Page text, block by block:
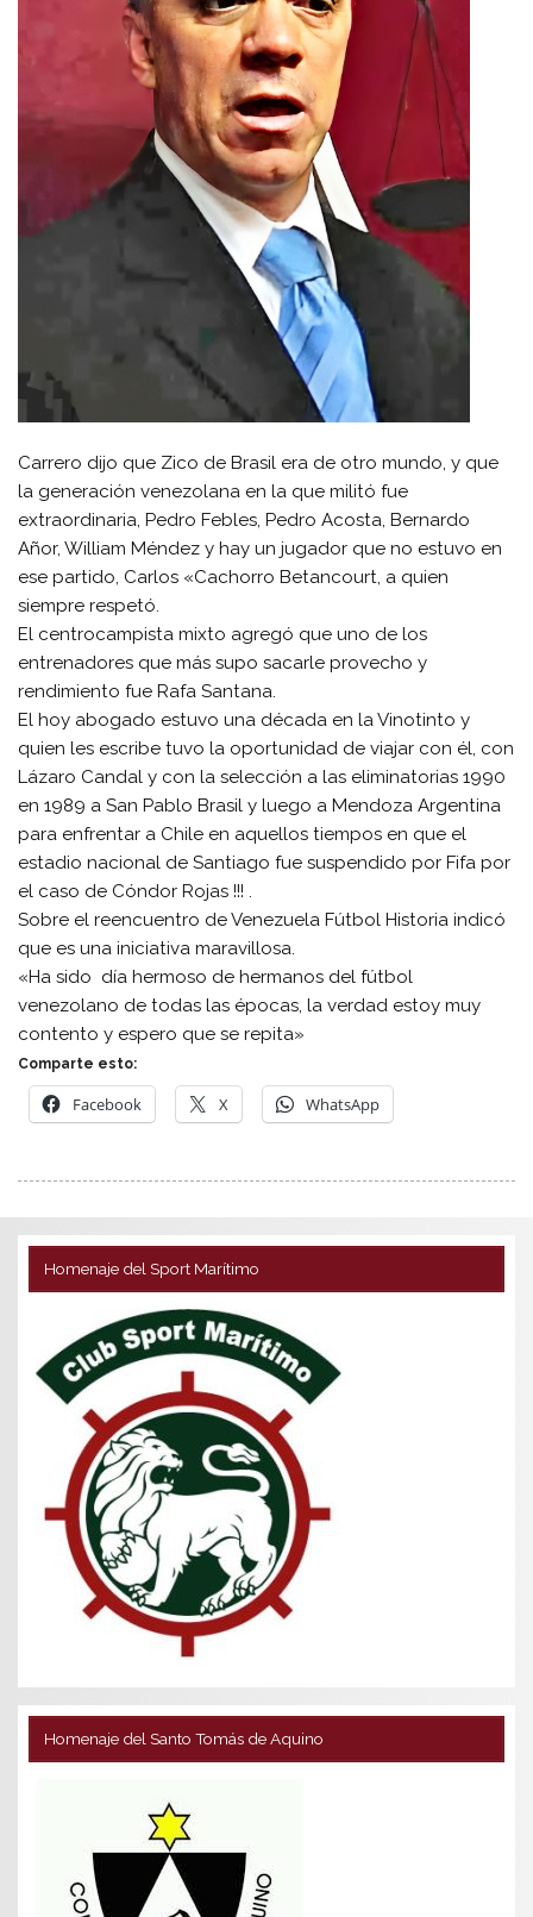
Carrero dijo que Zico de Brasil era de otro mundo, y que
la generación venezolana en la que militó fue
extraordinaria, Pedro Febles, Pedro Acosta, Bernardo
Añor, William Méndez y hay un jugador que no estuvo en
ese partido, Carlos «Cachorro Betancourt, a quien
siempre respetó.
El centrocampista mixto agregó que uno de los
entrenadores que más supo sacarle provecho y
rendimiento fue Rafa Santana.
El hoy abogado estuvo una década en la Vinotinto y
quien les escribe tuvo la oportunidad de viajar con él, con
Lázaro Candal y con la selección a las eliminatorias 1990
en 1989 a San Pablo Brasil y luego a Mendoza Argentina
para enfrentar a Chile en aquellos tiempos en que el
estadio nacional de Santiago fue suspendido por Fifa por
el caso de Cóndor Rojas !!! .
Sobre el reencuentro de Venezuela Fútbol Historia indicó
que es una iniciativa maravillosa.
«Ha sido día hermoso de hermanos del fútbol
venezolano de todas las épocas, la verdad estoy muy
contento y espero que se repita»
Comparte esto:
Facebook X WhatsApp
Homenaje del Sport Marítimo
Homenaje del Santo Tomás de Aquino